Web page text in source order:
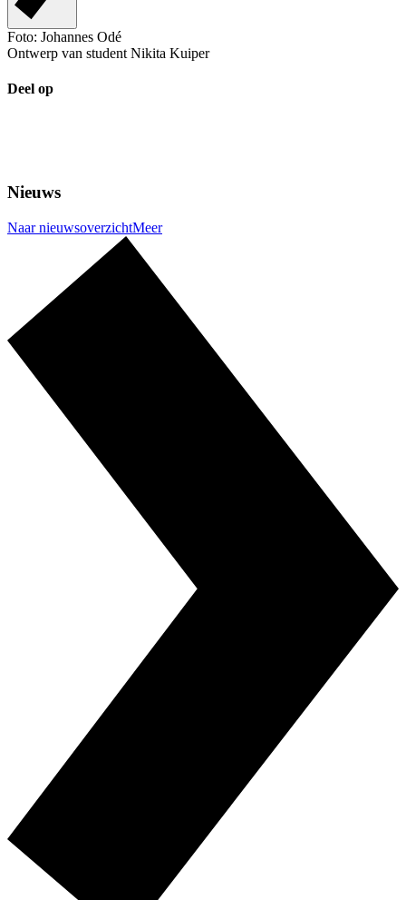
Foto: Johannes Odé
Ontwerp van student Nikita Kuiper
Deel op
Nieuws
Naar nieuwsoverzichtMeer